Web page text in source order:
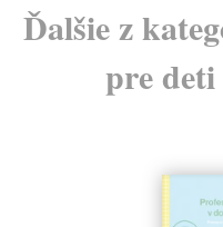
Ďalšie z
pre